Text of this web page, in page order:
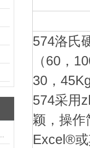
574洛氏
（60，
30，
574采用
颖，操
Excel®